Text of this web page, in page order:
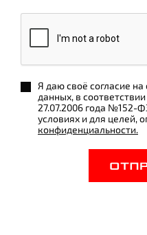
Я даю своё согласие
данных, в
27.07.2006 года №152-
условиях и для целей,
конфиденциальности.